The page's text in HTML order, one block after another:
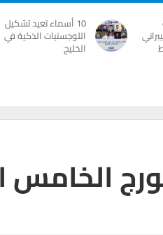
10 أسماء تعيد تشكيل
اللوجستيات الذكية في
الخليج
الخامس